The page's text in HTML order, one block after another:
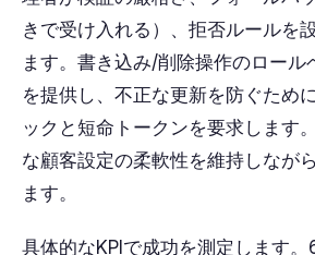
きで受け入れる）、拒否ルールを
ます。書き込み/削除操作のロール
を提供し、不正な更新を防ぐため
ックと短命トークンを要求します
な顧客設定の柔軟性を維持しなが
ます。
具体的なKPIで成功を測定します